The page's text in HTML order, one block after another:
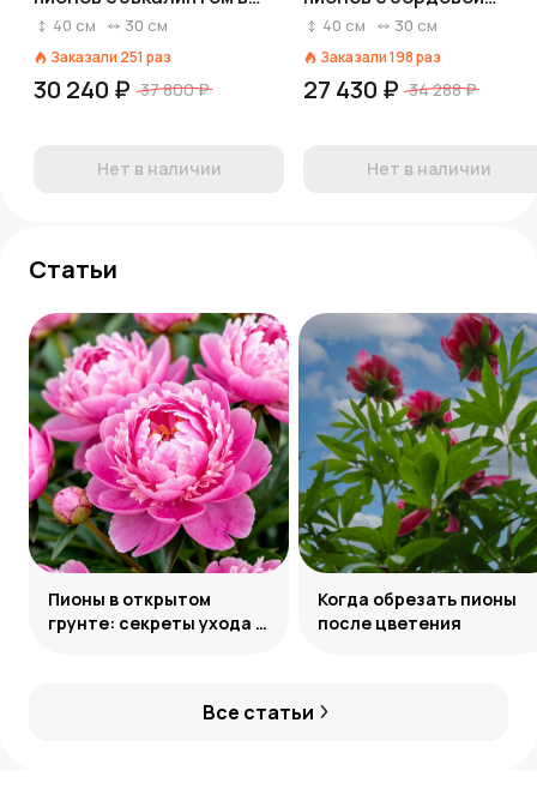
корзине
40 см 30 см
Заказали 251 раз
30 240 ₽ 37 800 ₽
Нет в наличии
лентой
40 см 30 см
Заказали198раз
27 430 ₽ 34 288 ₽
Нет в наличии
Статьи
Все статьи
Пионы в открытом
грунте: секреты ухода и
Когда обрезать пионы
после цветения